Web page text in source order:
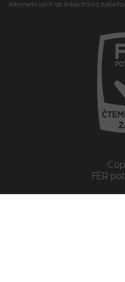
internetových stránkách bez
FÉR